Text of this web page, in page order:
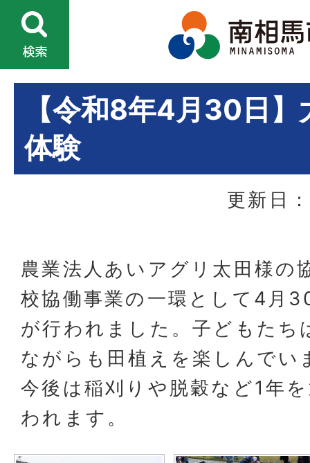
【令和8年4月30日
体験
更新日
農業法人あいアグリ太田様の
校協働事業の一環として4月
が行われました。子どもたち
ながらも田植えを楽しんでい
今後は稲刈りや脱穀など1年
われます。